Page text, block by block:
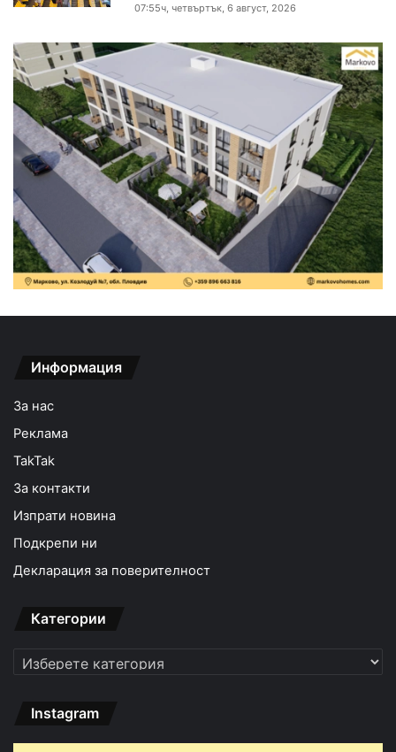
07:55ч, четвъртък, 6 август, 2026
Информация
За нас
Реклама
TakTak
За контакти
Изпрати новина
Подкрепи ни
Декларация за поверителност
Категории
Категории
Instagram